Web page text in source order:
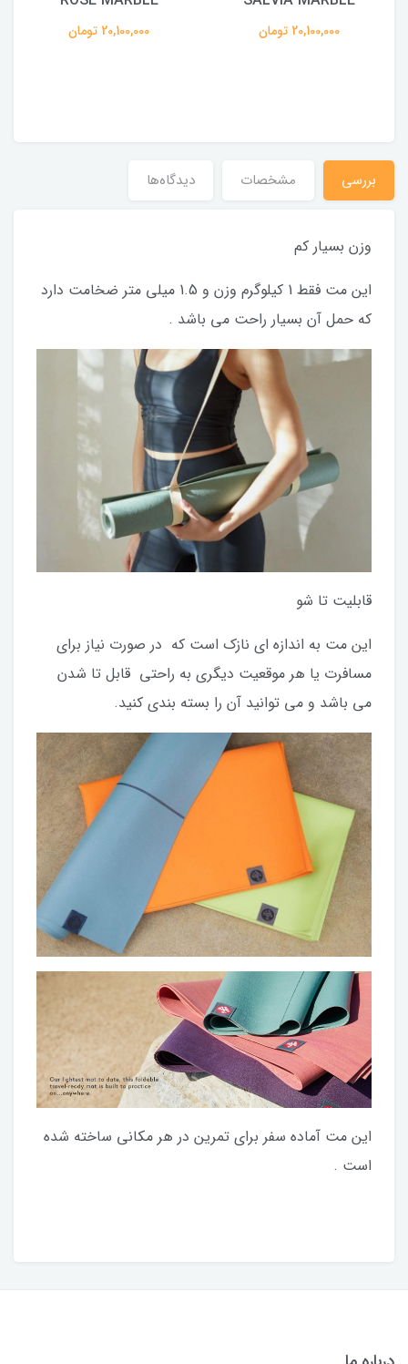
20,100,000 تومان 20,100,000 تومان
بررسی مشخصات دیدگاه‌ها
وزن بسیار کم
این مت فقط 1 کیلوگرم وزن و 1.5 میلی متر ضخامت دارد
که حمل آن بسیار راحت می باشد .
قابلیت تا شو
این مت به اندازه ای نازک است که در صورت نیاز برای
مسافرت یا هر موقعیت دیگری به راحتی قابل تا شدن
می باشد و می توانید آن را بسته بندی کنید.
این مت آماده سفر برای تمرین در هر مکانی ساخته شده
است .